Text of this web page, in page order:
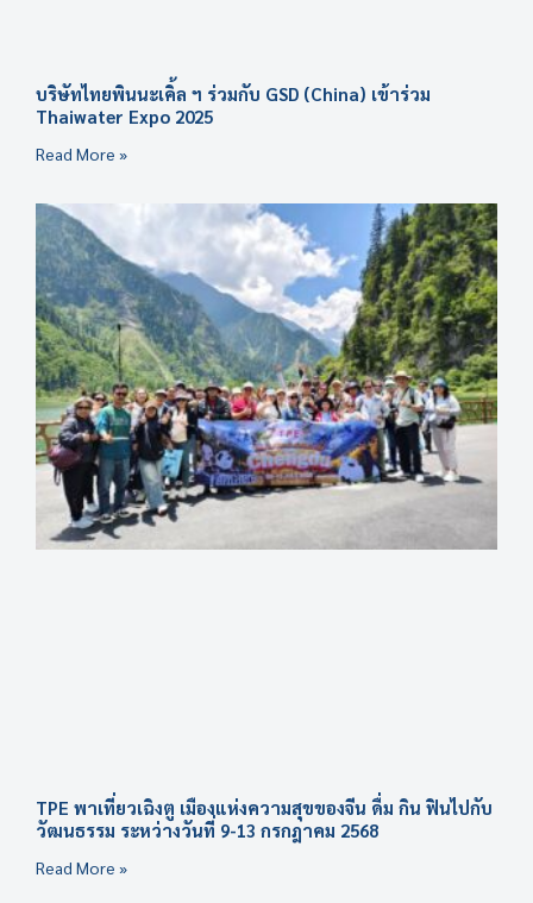
บริษัทไทยพินนะเคิ้ล ฯ ร่วมกับ GSD (China) เข้าร่วม
Thaiwater Expo 2025
Read More »
TPE พาเที่ยวเฉิงตู เมืองแห่งความสุขของจีน ดื่ม กิน ฟินไปกับ
วัฒนธรรม ระหว่างวันที่ 9-13 กรกฎาคม 2568
Read More »